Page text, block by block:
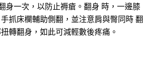
身一次，以防止褥瘡。翻身 時，一邊膝
抓床欄輔助側翻，並注意肩與臀同時 翻
轉翻身，如此可減輕數後疼痛。